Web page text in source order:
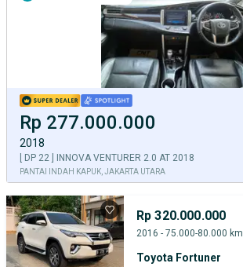
Rp 277.000.000
2018
[ DP 22 ] INNOVA VENTURER 2.0 AT 2018
PANTAI INDAH KAPUK, JAKARTA UTARA
Rp 320.000.000
2016 - 75.000-80.000 km
Toyota Fortuner